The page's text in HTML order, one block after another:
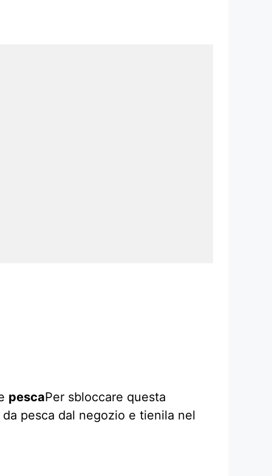
pescaPer sbloccare questa
pesca dal negozio e tienila nel